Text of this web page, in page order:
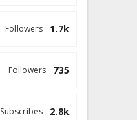
1.7k
Followers
735
Followers
2.8k
Subscribes